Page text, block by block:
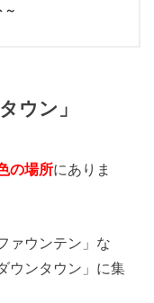
～
ウン」
の場所にありま
ァウンテン」な
ウンタウン」に集